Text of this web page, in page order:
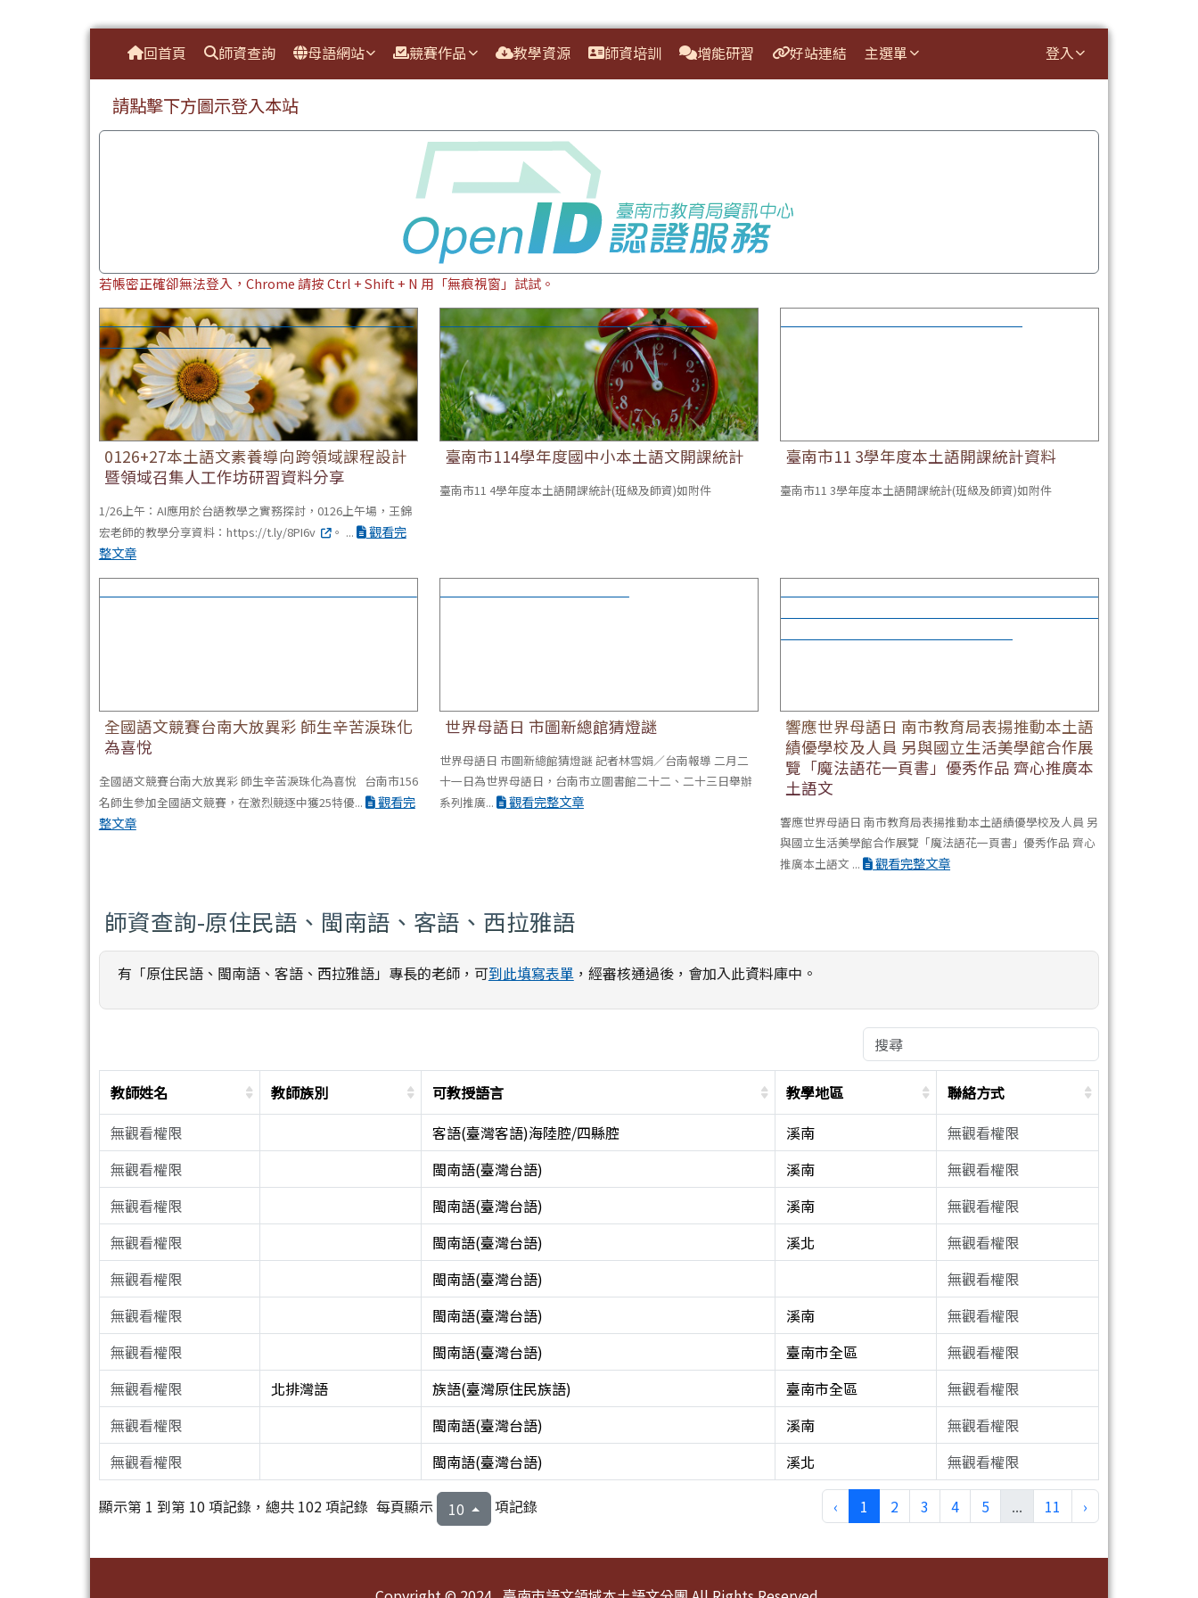
臺南市本土教育資源網 ⏸
導覽列
回首頁 師資查詢 母語網站 競賽作品 教學資源 師資培訓 增能研習 好站連結 主選單 登入
上中區域內容
請點擊下方圖示登入本站
若帳密正確卻無法登入，Chrome 請按 Ctrl + Shift + N 用「無痕視窗」試試。
0126+27本土語文素養導向跨領域課程設計暨領域
召集人工作坊研習資料分享
0126+27本土語文素養導向跨領域課程設計
暨領域召集人工作坊研習資料分享
1/26上午：AI應用於台語教學之實務探討，0126上午場，王錦
宏老師的教學分享資料：https://t.ly/8PI6v
。 ...
觀看完
整文章
臺南市114學年度國中小本土語文開課統計
臺南市114學年度國中小本土語文開課統計
臺南市11 4學年度本土語開課統計(班級及師資)如附件
臺南市11 3學年度本土語開課統計資料
臺南市11 3學年度本土語開課統計(班級及師資)如附件
全國語文競賽台南大放異彩 師生辛苦淚珠化
為喜悅
全國語文競賽台南大放異彩 師生辛苦淚珠化為喜悅 台南市156
名師生參加全國語文競賽，在激烈競逐中獲25特優...
觀看完
整文章
世界母語日 市圖新總館猜燈謎
世界母語日 市圖新總館猜燈謎 記者林雪娟∕台南報導 二月二
十一日為世界母語日，台南市立圖書館二十二、二十三日舉辦
系列推廣...
觀看完整文章
響應世界母語日 南市教育局表揚推動本土語
績優學校及人員 另與國立生活美學館合作展
覽「魔法語花一頁書」優秀作品 齊心推廣本
土語文
響應世界母語日 南市教育局表揚推動本土語績優學校及人員 另
與國立生活美學館合作展覽「魔法語花一頁書」優秀作品 齊心
推廣本土語文 ...
觀看完整文章
師資查詢-原住民語、閩南語、客語、西拉雅語
有「原住民語、閩南語、客語、西拉雅語」專長的老師，可到此填寫表單，經審核通過後，會加入此資料庫中。
教師姓名 教師族別 可教授語言 教學地區
聯絡方式
無觀看權限
客語(臺灣客語)海陸腔/四縣腔 溪南
無觀看權限
無觀看權限
閩南語(臺灣台語) 溪南
無觀看權限
無觀看權限
閩南語(臺灣台語) 溪南
無觀看權限
無觀看權限
閩南語(臺灣台語) 溪北
無觀看權限
無觀看權限
閩南語(臺灣台語)
無觀看權限
無觀看權限
閩南語(臺灣台語) 溪南
無觀看權限
無觀看權限
閩南語(臺灣台語) 臺南市全區
無觀看權限
無觀看權限
北排灣語 族語(臺灣原住民族語) 臺南市全區
無觀看權限
無觀看權限
閩南語(臺灣台語) 溪南
無觀看權限
無觀看權限
閩南語(臺灣台語) 溪北 無觀看權限
顯示第 1 到第 10 項記錄，總共 102 項記錄 每頁顯示 10 項記錄 ‹ 1 2 3 4 5 ... 11 ›
頁尾區域